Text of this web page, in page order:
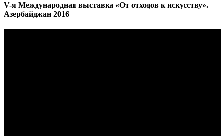
V-я Международная выставка «От отходов к искусству».
Азербайджан 2016